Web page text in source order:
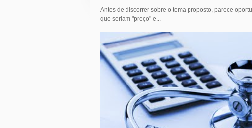
Antes de discorrer sobre o tema proposto, parece
que seriam "preço" e...